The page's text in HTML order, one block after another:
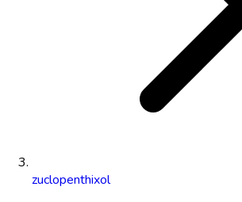
zuclopenthixol